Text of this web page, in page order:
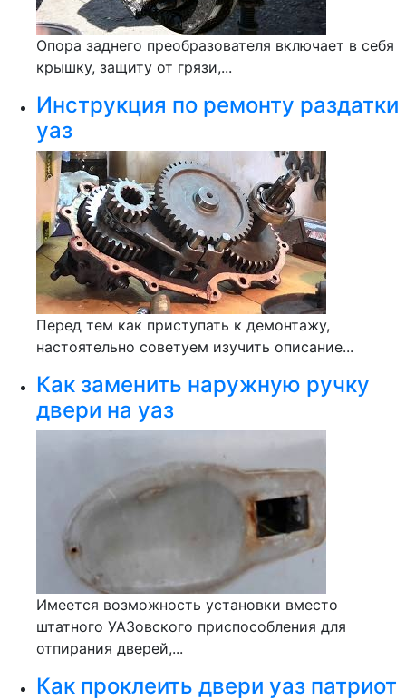
Опора заднего преобразователя включает в себя
крышку, защиту от грязи,...
Инструкция по ремонту раздатки
уаз
Перед тем как приступать к демонтажу,
настоятельно советуем изучить описание...
Как заменить наружную ручку
двери на уаз
Имеется возможность установки вместо
штатного УАЗовского приспособления для
отпирания дверей,...
Как проклеить двери уаз патриот